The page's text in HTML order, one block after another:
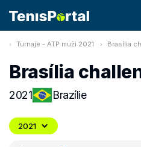
Turnaje - ATP muži 2021 Brasília
Brasília
2021 Brazílie
2021